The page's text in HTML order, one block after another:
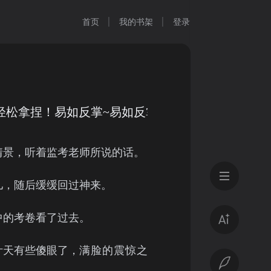
首页 我的书架 登录